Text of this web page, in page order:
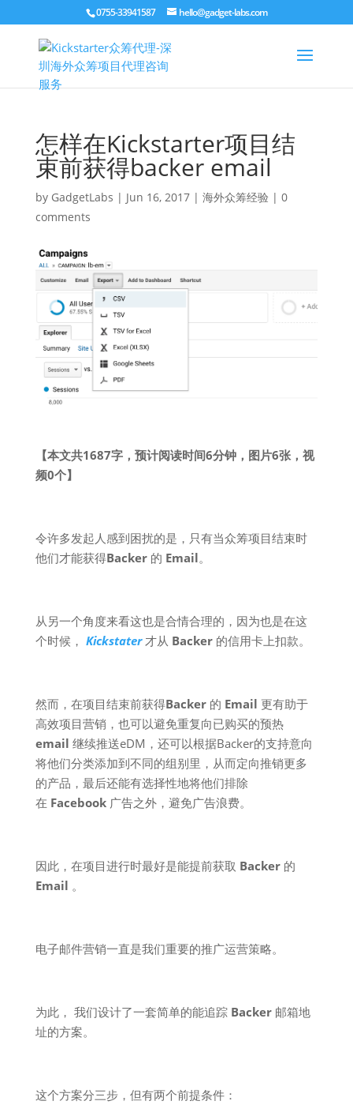
0755-33941587 hello@gadget-labs.com
怎样在Kickstarter项目结
束前获得backer email
by GadgetLabs | Jun 16, 2017| 海外众筹经验| 0
comments
【本文共1687字，预计阅读时间6分钟，图片6张，视
频0个】
令许多发起人感到困扰的是，只有当众筹项目结束时
他们才能获得Backer 的 Email。
从另一个角度来看这也是合情合理的，因为也是在这
个时候， Kickstater 才从 Backer 的信用卡上扣款。
然而，在项目结束前获得Backer 的 Email 更有助于
高效项目营销，也可以避免重复向已购买的预热
email 继续推送eDM，还可以根据Backer的支持意向
将他们分类添加到不同的组别里，从而定向推销更多
的产品，最后还能有选择性地将他们排除
在 Facebook 广告之外，避免广告浪费。
因此，在项目进行时最好是能提前获取 Backer 的
Email 。
电子邮件营销一直是我们重要的推广运营策略。
为此， 我们设计了一套简单的能追踪 Backer 邮箱地
址的方案。
这个方案分三步，但有两个前提条件：